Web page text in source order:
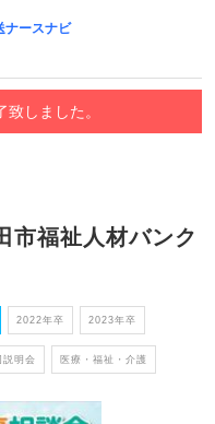
ースナビ
しました。
福祉人材バンク
2022年卒 2023年卒
説明会 医療・福祉・介護